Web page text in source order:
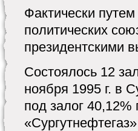
Фактически
политических
президентскими
Состоялось 12
ноября 1995 г. в
под залог